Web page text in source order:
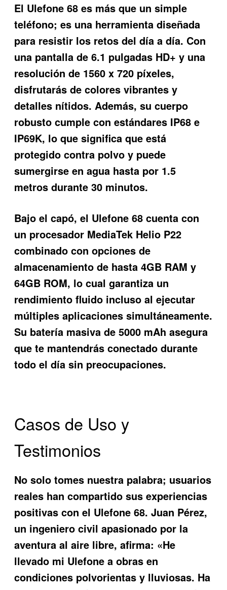
El Ulefone 68 es más que un simple
teléfono; es una herramienta diseñada
para resistir los retos del día a día. Con
una pantalla de 6.1 pulgadas HD+ y una
resolución de 1560 x 720 píxeles,
disfrutarás de colores vibrantes y
detalles nítidos. Además, su cuerpo
robusto cumple con estándares IP68 e
IP69K, lo que significa que está
protegido contra polvo y puede
sumergirse en agua hasta por 1.5
metros durante 30 minutos.
Bajo el capó, el Ulefone 68 cuenta con
un procesador MediaTek Helio P22
combinado con opciones de
almacenamiento de hasta 4GB RAM y
64GB ROM, lo cual garantiza un
rendimiento fluido incluso al ejecutar
múltiples aplicaciones simultáneamente.
Su batería masiva de 5000 mAh asegura
que te mantendrás conectado durante
todo el día sin preocupaciones.
Casos de Uso y
Testimonios
No solo tomes nuestra palabra; usuarios
reales han compartido sus experiencias
positivas con el Ulefone 68. Juan Pérez,
un ingeniero civil apasionado por la
aventura al aire libre, afirma: «He
llevado mi Ulefone a obras en
condiciones polvorientas y lluviosas. Ha